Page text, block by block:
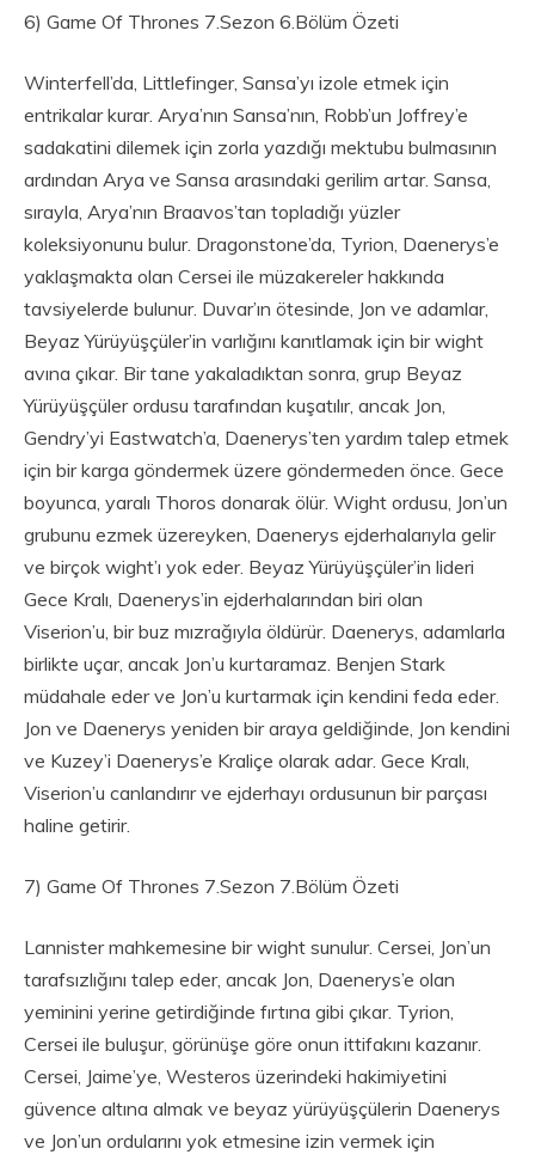
6) Game Of Thrones 7.Sezon 6.Bölüm Özeti
Winterfell’da, Littlefinger, Sansa’yı izole etmek için
entrikalar kurar. Arya’nın Sansa’nın, Robb’un Joffrey’e
sadakatini dilemek için zorla yazdığı mektubu bulmasının
ardından Arya ve Sansa arasındaki gerilim artar. Sansa,
sırayla, Arya’nın Braavos’tan topladığı yüzler
koleksiyonunu bulur. Dragonstone’da, Tyrion, Daenerys’e
yaklaşmakta olan Cersei ile müzakereler hakkında
tavsiyelerde bulunur. Duvar’ın ötesinde, Jon ve adamlar,
Beyaz Yürüyüşçüler’in varlığını kanıtlamak için bir wight
avına çıkar. Bir tane yakaladıktan sonra, grup Beyaz
Yürüyüşçüler ordusu tarafından kuşatılır, ancak Jon,
Gendry’yi Eastwatch’a, Daenerys’ten yardım talep etmek
için bir karga göndermek üzere göndermeden önce. Gece
boyunca, yaralı Thoros donarak ölür. Wight ordusu, Jon’un
grubunu ezmek üzereyken, Daenerys ejderhalarıyla gelir
ve birçok wight’ı yok eder. Beyaz Yürüyüşçüler’in lideri
Gece Kralı, Daenerys’in ejderhalarından biri olan
Viserion’u, bir buz mızrağıyla öldürür. Daenerys, adamlarla
birlikte uçar, ancak Jon’u kurtaramaz. Benjen Stark
müdahale eder ve Jon’u kurtarmak için kendini feda eder.
Jon ve Daenerys yeniden bir araya geldiğinde, Jon kendini
ve Kuzey’i Daenerys’e Kraliçe olarak adar. Gece Kralı,
Viserion’u canlandırır ve ejderhayı ordusunun bir parçası
haline getirir.
7) Game Of Thrones 7.Sezon 7.Bölüm Özeti
Lannister mahkemesine bir wight sunulur. Cersei, Jon’un
tarafsızlığını talep eder, ancak Jon, Daenerys’e olan
yeminini yerine getirdiğinde fırtına gibi çıkar. Tyrion,
Cersei ile buluşur, görünüşe göre onun ittifakını kazanır.
Cersei, Jaime’ye, Westeros üzerindeki hakimiyetini
güvence altına almak ve beyaz yürüyüşçülerin Daenerys
ve Jon’un ordularını yok etmesine izin vermek için